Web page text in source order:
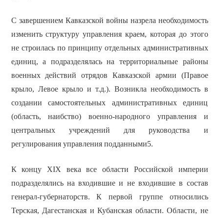
С завершением Кавказской войны назрела необходимость
изменить структуру управления краем, которая до этого
не строилась по принципу отдельных административных
единиц, а подразделялась на территориальные районы
военных действий отрядов Кавказской армии (Правое
крыло, Левое крыло и т.д.). Возникла необходимость в
создании самостоятельных административных единиц
(область, наибство) военно-народного управления и
центральных учреждений для руководства и
регулирования управления подданными5.
К концу XIX века все области Российской империи
подразделялись на входившие и не входившие в состав
генерал-губернаторств. К первой группе относились
Терская, Дагестанская и Кубанская области. Области, не